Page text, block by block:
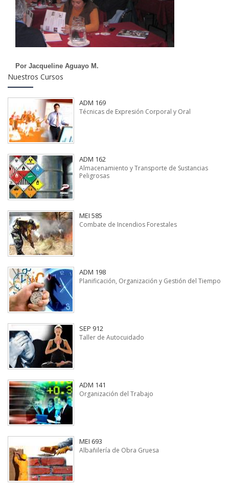
Por Jacqueline Aguayo M.
Nuestros Cursos
ADM 169
Técnicas de Expresión Corporal y Oral
ADM 162
Almacenamiento y Transporte de Sustancias
Peligrosas
MEI 585
Combate de Incendios Forestales
ADM 198
Planificación, Organización y Gestión del Tiempo
SEP 912
Taller de Autocuidado
ADM 141
Organización del Trabajo
MEI 693
Albañilería de Obra Gruesa